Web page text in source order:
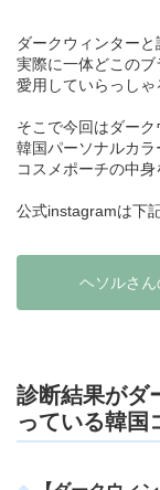
ダークウィンター
実際に一体どこの
愛用していらっしゃ
そこで今回はダー
韓国パーソナルカ
コスメポーチの中
公式instagramは下
ヘソルさ
診断結果がダ
っている韓